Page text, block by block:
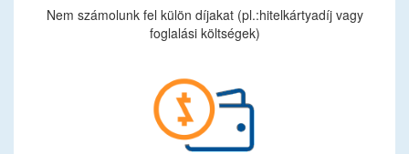
Nem számolunk fel külön díjakat (pl.:hitelkártyadíj vagy
foglalási költségek)